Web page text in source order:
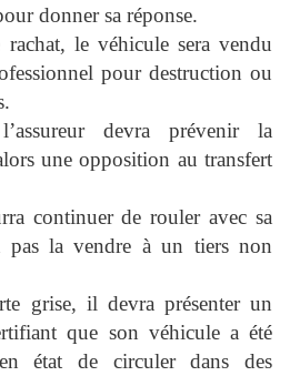
donner sa réponse.
rachat, le véhicule sera vendu
pour destruction ou
devra prévenir la
une opposition au transfert
continuer de rouler avec sa
pas la vendre à un tiers non
grise, il devra présenter un
que son véhicule a été
état de circuler dans des